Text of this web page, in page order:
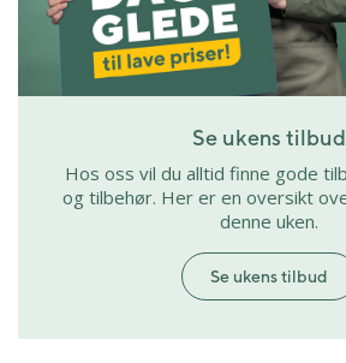
Se ukens tilbud
Hos oss vil du alltid finne gode
og tilbehør. Her er en oversikt
denne uken.
Se ukens tilbud